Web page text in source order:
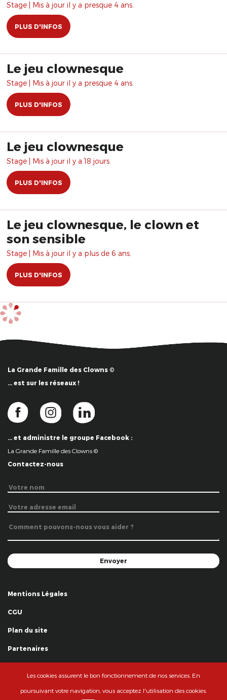
Stage | Mis à jour il y a presque 4 ans.
PLUS D'INFOS
Le jeu clownesque
Stage | Mis à jour il y a presque 4 ans.
PLUS D'INFOS
Le jeu clownesque
Stage | Mis à jour il y a 18 jours.
PLUS D'INFOS
Le jeu clownesque, le clown et
son sensible
Stage | Mis à jour il y a plus de 6 ans.
PLUS D'INFOS
La Grande Famille des Clowns ©
… est sur les réseaux !
… et administre le groupe Facebook :
La Grande Famille des Clowns ©
Contactez-nous
Mentions Légales
CGU
Plan du site
Partenaires
© La Grande Famille des Clowns - 2018
Les cookies assurent le bon fonctionnement de nos services. En
poursuivant votre navigation, vous acceptez l'utilisation des cookies.